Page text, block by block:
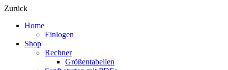
Zurück
Home
Einlogen
Shop
Rechner
Größentabellen